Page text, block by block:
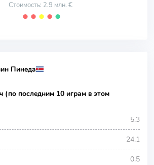
Стоимость: 2.9 млн. €
⬤ ⬤ ⬤ ⬤ ⬤
Пинеда
(по последним 10 играм в этом
5.3
24.1
0.5